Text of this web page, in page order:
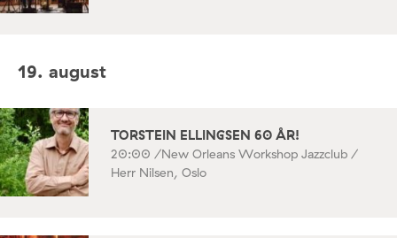
19. august
TORSTEIN ELLINGSEN 60 ÅR!
20:00 /New Orleans Workshop Jazzclub /
Herr Nilsen, Oslo